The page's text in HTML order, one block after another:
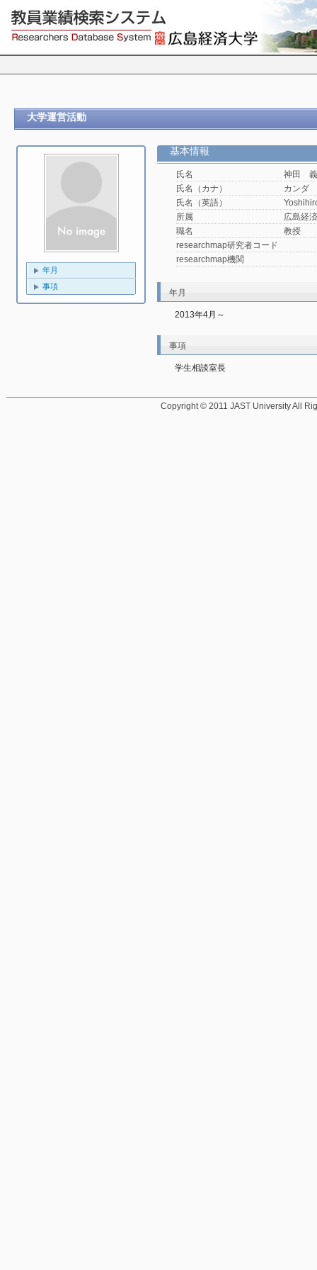
大学運営活動
年月
事項
基本情報
氏名
神田
氏名（カナ）
カンダ
氏名（英語）
所属
広島経
職名
教授
researchmap研究者コード
researchmap機関
年月
2013年4月～
事項
学生相談室長